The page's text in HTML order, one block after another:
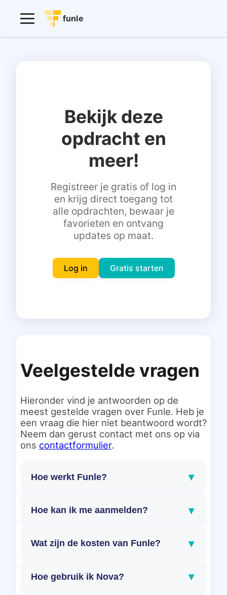
funle
Inloggen
Gratis starten
Bekijk deze
opdracht en
meer!
Registreer je gratis of log in
en krijg direct toegang tot
alle opdrachten, bewaar je
favorieten en ontvang
updates op maat.
Log in Gratis starten
Veelgestelde vragen
Hieronder vind je antwoorden op de
meest gestelde vragen over Funle. Heb je
een vraag die hier niet beantwoord wordt?
Neem dan gerust contact met ons op via
ons contactformulier.
Hoe werkt Funle? ▾
Hoe kan ik me aanmelden? ▾
Wat zijn de kosten van Funle? ▾
Hoe gebruik ik Nova? ▾